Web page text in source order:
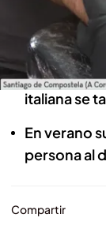
Ethan
diferentes
Se hizo
italiana se
En verano
persona al
Compartir